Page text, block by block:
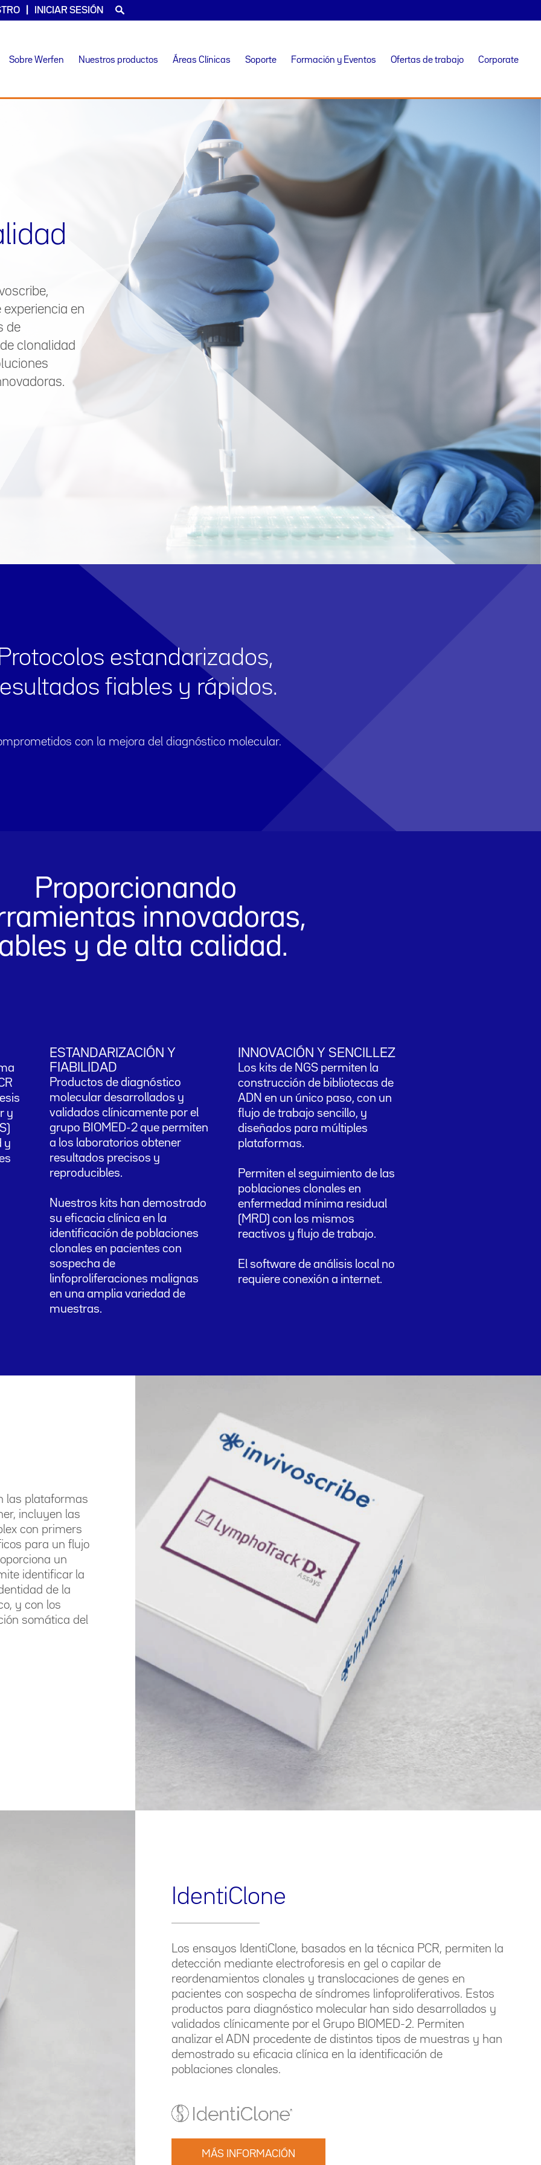
INICIAR SESIÓN
Sobre Werfen Nuestros productos Áreas Clínicas Soporte Formación y Eventos Ofertas de trabajo Corporate
en
de
clonalidad
estandarizados,
fiables y rápidos.
con la mejora del diagnóstico molecular.
Proporcionando
innovadoras,
y de alta calidad.
y
y
ESTANDARIZACIÓN Y
FIABILIDAD
Productos de diagnóstico
molecular desarrollados y
validados clínicamente por el
grupo BIOMED-2 que permiten
a los laboratorios obtener
resultados precisos y
reproducibles.
Nuestros kits han demostrado
su eficacia clínica en la
identificación de poblaciones
clonales en pacientes con
sospecha de
linfoproliferaciones malignas
en una amplia variedad de
muestras.
INNOVACIÓN Y SENCILLEZ
Los kits de NGS permiten la
construcción de bibliotecas de
ADN en un único paso, con un
flujo de trabajo sencillo, y
diseñados para múltiples
plataformas.
Permiten el seguimiento de las
poblaciones clonales en
enfermedad mínima residual
(MRD) con los mismos
reactivos y flujo de trabajo.
El software de análisis local no
requiere conexión a internet.
las plataformas
incluyen las
con primers
para un flujo
un
identificar la
de la
y con los
somática del
IdentiClone
Los ensayos IdentiClone, basados en la técnica PCR, permiten la
detección mediante electroforesis en gel o capilar de
reordenamientos clonales y translocaciones de genes en
pacientes con sospecha de síndromes linfoproliferativos. Estos
productos para diagnóstico molecular han sido desarrollados y
validados clínicamente por el Grupo BIOMED-2. Permiten
analizar el ADN procedente de distintos tipos de muestras y han
demostrado su eficacia clínica en la identificación de
poblaciones clonales.
MÁS INFORMACIÓN